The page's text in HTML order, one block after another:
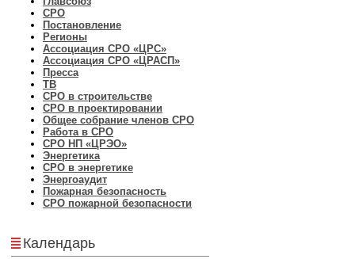
СРО
Постановление
Регионы
Ассоциация СРО «ЦРС»
Ассоциация СРО «ЦРАСП»
Пресса
ТВ
СРО в строительстве
СРО в проектировании
Общее собрание членов СРО
Работа в СРО
СРО НП «ЦРЭО»
Энергетика
СРО в энергетике
Энергоаудит
Пожарная безопасность
СРО пожарной безопасности
Календарь